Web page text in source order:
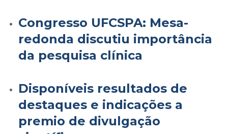
Congresso UFCSPA: Mesa-
redonda discutiu importância
da pesquisa clínica
Disponíveis resultados de
destaques e indicações a
premio de divulgação